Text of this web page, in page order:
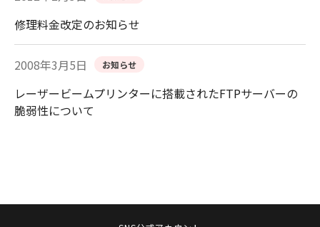
修理料金改定のお知らせ
2008年3月5日 お知らせ
レーザービームプリンターに搭載されたFTPサーバーの
脆弱性について